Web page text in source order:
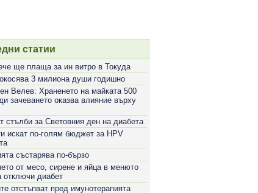
статии
ще плаща за ин витро в Токуда
3 милиона души годишно
Велев: Храненето на майката 500
зачеването оказва влияние върху
стълби за Световния ден на диабета
искат по-голям бюджет за HPV
състарява по-бързо
от месо, сирене и яйца в менюто
отключи диабет
отстъпват пред имунотерапията